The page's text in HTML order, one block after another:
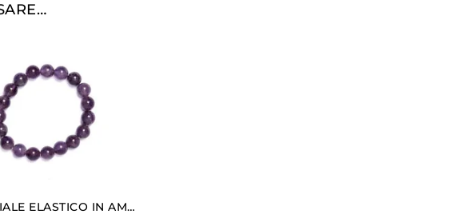
BRACCIALE ELASTICO IN AMETISTA A SFERA DA 10 MM